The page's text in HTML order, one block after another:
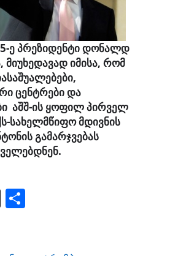
ე პრეზიდენტი დონალდ
მიუხედავად იმისა, რომ
ცენტრები და
აშშ-ის ყოფილ პირველ
სახელმწიფო მდივნის
გამარჯვებას
X